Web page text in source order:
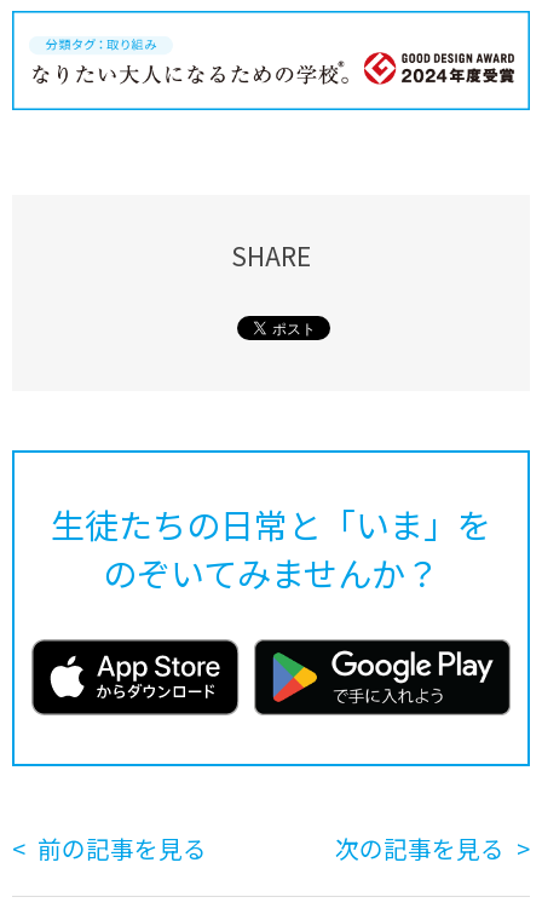
SHARE
生徒たちの日常と「いま」を
のぞいてみませんか？
前の記事を見る 次の記事を見る